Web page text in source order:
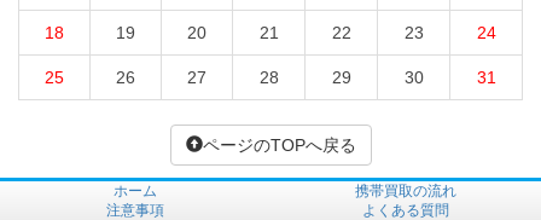
18 19 20 21 22 23 24
25 26 27 28 29 30 31
ページのTOPへ戻る
ホーム
携帯買取の流れ
注意事項
よくある質問